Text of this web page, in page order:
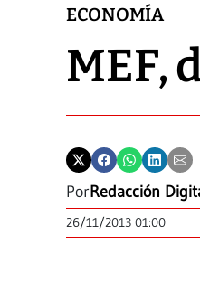
ECONOMÍA
MEF,
PorRedacción
26/11/2013 01:00